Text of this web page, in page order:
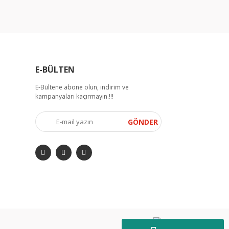
E-BÜLTEN
E-Bültene abone olun, indirim ve
kampanyaları kaçırmayın.!!!
GÖNDER